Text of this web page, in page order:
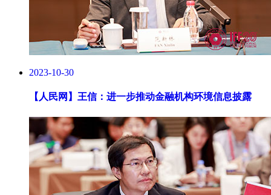
2023-10-30
【人民网】 王信：进一步推动金融机构环境信息披露